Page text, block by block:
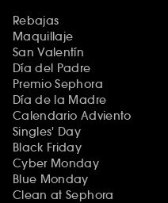
Rebajas
Maquillaje
San Valentín
Día del Padre
Premio Sephora
Día de la Madre
Calendario Adviento
Singles' Day
Black Friday
Cyber Monday
Blue Monday
Clean at Sephora